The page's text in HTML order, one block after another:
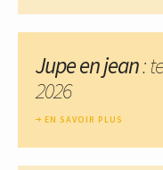
Jupe en jean:
2026
EN SAVOIR PLUS